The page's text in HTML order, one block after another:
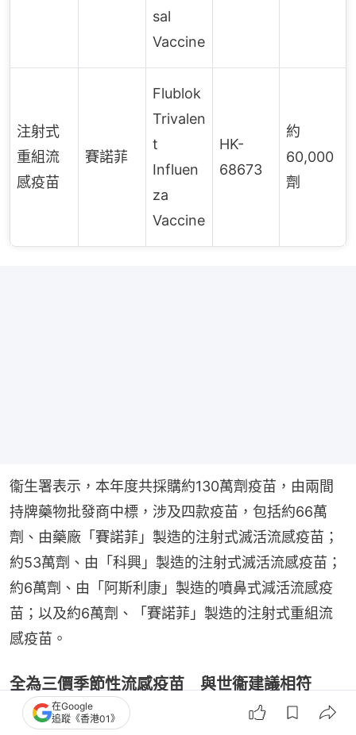
sal
Vaccine
注射式
重組流
感疫苗
賽諾菲
Flublok
Trivalen
t
Influen
za
Vaccine
HK-
68673
約
60,000
劑
衞生署表示，本年度共採購約130萬劑疫苗，由兩間
持牌藥物批發商中標，涉及四款疫苗，包括約66萬
劑、由藥廠「賽諾菲」製造的注射式滅活流感疫苗；
約53萬劑、由「科興」製造的注射式滅活流感疫苗；
約6萬劑、由「阿斯利康」製造的噴鼻式減活流感疫
苗；以及約6萬劑、「賽諾菲」製造的注射式重組流
感疫苗。
全為三價季節性流感疫苗 與世衞建議相符
衞生署指，全部均為疫苗可預防疾病科學委員會所建
在Google
追蹤《香港01》